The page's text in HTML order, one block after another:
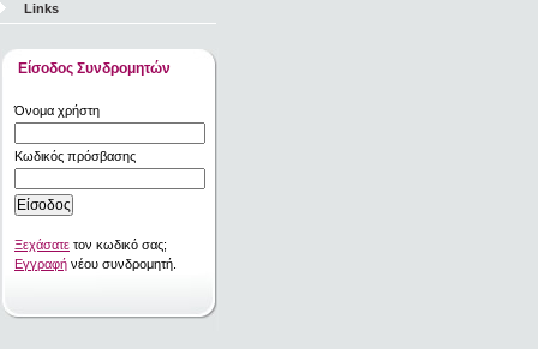
Links
Είσοδος Συνδρομητών
Όνομα χρήστη
Κωδικός πρόσβασης
Ξεχάσατε τον κωδικό σας;
Εγγραφή νέου συνδρομητή.